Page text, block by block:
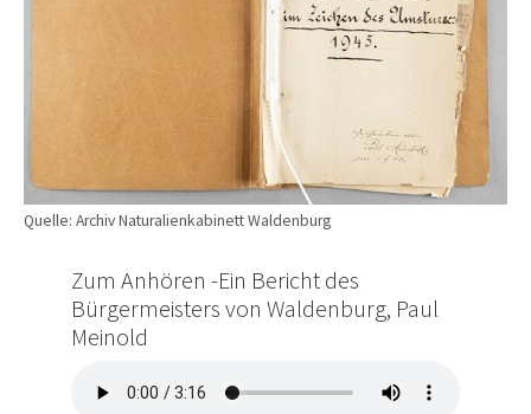
Quelle: Archiv Naturalienkabinett Waldenburg
Zum Anhören -Ein Bericht des
Bürgermeisters von Waldenburg, Paul
Meinold